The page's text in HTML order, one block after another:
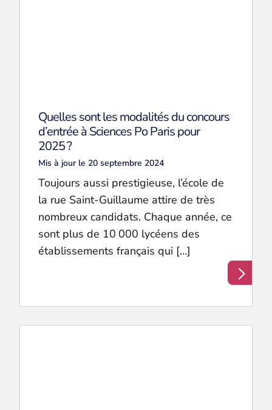
Quelles sont les modalités du concours
d’entrée à Sciences Po Paris pour
2025 ?
Mis à jour le 20 septembre 2024
Toujours aussi prestigieuse, l’école de
la rue Saint-Guillaume attire de très
nombreux candidats. Chaque année, ce
sont plus de 10 000 lycéens des
établissements français qui […]